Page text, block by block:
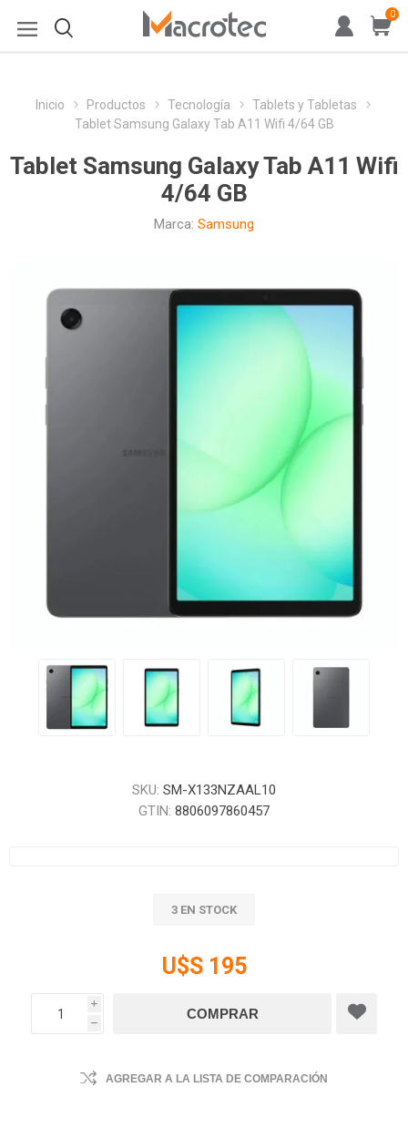
0
Inicio Productos Tecnología
Tablets y Tabletas
Tablet Samsung Galaxy Tab A11 Wifi 4/64 GB
Tablet Samsung Galaxy Tab A11 Wifi
4/64 GB
Marca: Samsung
SKU: SM-X133NZAAL10
GTIN: 8806097860457
3 EN STOCK
U$S 195
i
h
AGREGAR A LA LISTA DE COMPARACIÓN